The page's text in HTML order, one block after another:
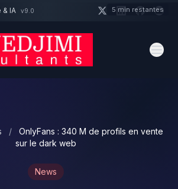
IA v9.0
/
OnlyFans : 340 M de profils en vente
sur le dark web
News
? 5 min restantes